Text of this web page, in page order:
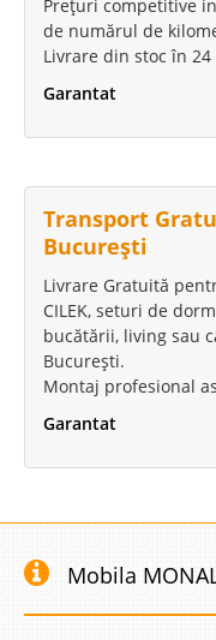
Prețuri competitive
de numărul de
Livrare din stoc în
Garantat
Transport
București
Livrare Gratuită
CILEK, seturi de
bucătării, living sau
București.
Montaj profesional
Garantat
Mobila